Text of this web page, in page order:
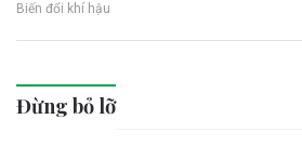
Biến đổi khí hậu
Đừng bỏ lỡ